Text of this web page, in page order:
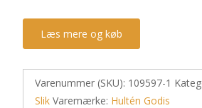
Læs mere og køb
Varenummer (SKU): 109597-1
Slik Varemærke: Hultén Godis